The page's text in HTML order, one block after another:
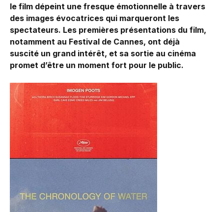
le film dépeint une fresque émotionnelle à travers
des images évocatrices qui marqueront les
spectateurs. Les premières présentations du film,
notamment au Festival de Cannes, ont déjà
suscité un grand intérêt, et sa sortie au cinéma
promet d’être un moment fort pour le public.